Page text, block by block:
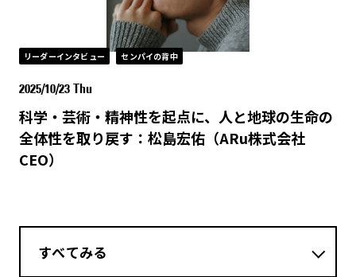
リーダーインタビュー センパイの背中
2025/10/23 Thu
科学・芸術・精神性を起点に、人と地球の生命の
全体性を取り戻す：松島宏佑（ARu株式会社
CEO）
すべてみる